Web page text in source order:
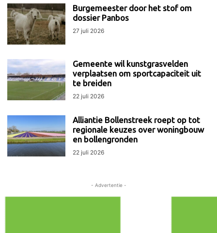
Burgemeester door het stof om
dossier Panbos
27 juli 2026
Gemeente wil kunstgrasvelden
verplaatsen om sportcapaciteit uit
te breiden
22 juli 2026
Alliantie Bollenstreek roept op tot
regionale keuzes over woningbouw
en bollengronden
22 juli 2026
- Advertentie -